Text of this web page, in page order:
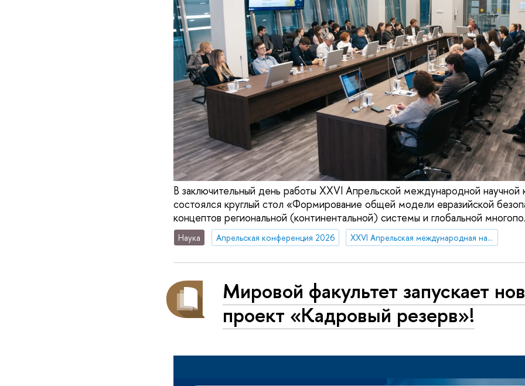
В заключительный день работы ХХVI Апрельской международной научной
состоялся круглый стол «Формирование общей модели евразийской
концептов региональной (континентальной) системы и глобальной
Наука Апрельская конференция 2026 XXVI Апрельская международная научная конференция имени Е.Г. Ясина
Мировой факультет запускает
проект «Кадровый резерв»!